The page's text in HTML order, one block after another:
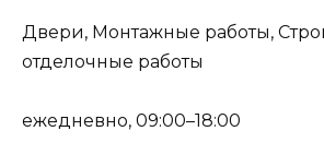
Двери, Монтажные работы,
отделочные работы
ежедневно, 09:00–18:00